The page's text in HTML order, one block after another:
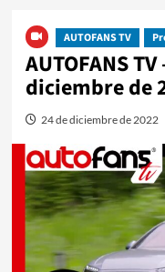
AUTOFANS TV
AUTOFANS
diciembre de
24 de diciembre de 2022